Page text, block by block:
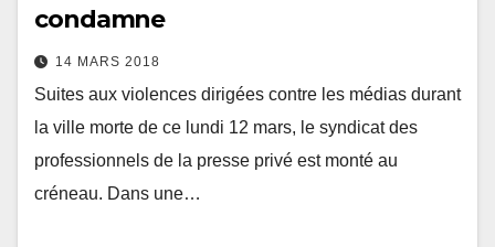
condamne
14 MARS 2018
Suites aux violences dirigées contre les médias durant
la ville morte de ce lundi 12 mars, le syndicat des
professionnels de la presse privé est monté au
créneau. Dans une…